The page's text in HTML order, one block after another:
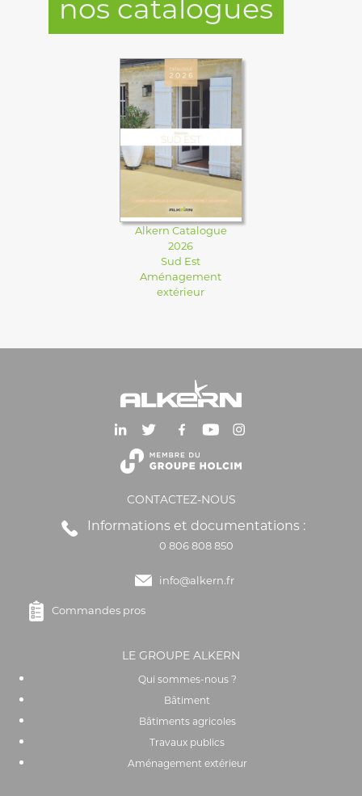
Alkern Catalogue
2026
Sud Est
Aménagement
extérieur
nos catalogues
CONTACTEZ-NOUS
Informations et documentations :
0 806 808 850
info@alkern.fr
Commandes pros
LE GROUPE ALKERN
Qui sommes-nous ?
Bâtiment
Bâtiments agricoles
Travaux publics
Aménagement extérieur